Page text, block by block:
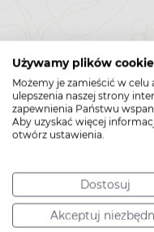
Używamy plików cookie
Możemy je zamieścić w
ulepszenia naszej strony
zapewnienia Państwu
Aby uzyskać więcej
otwórz ustawienia.
Dostosuj
Akceptuj